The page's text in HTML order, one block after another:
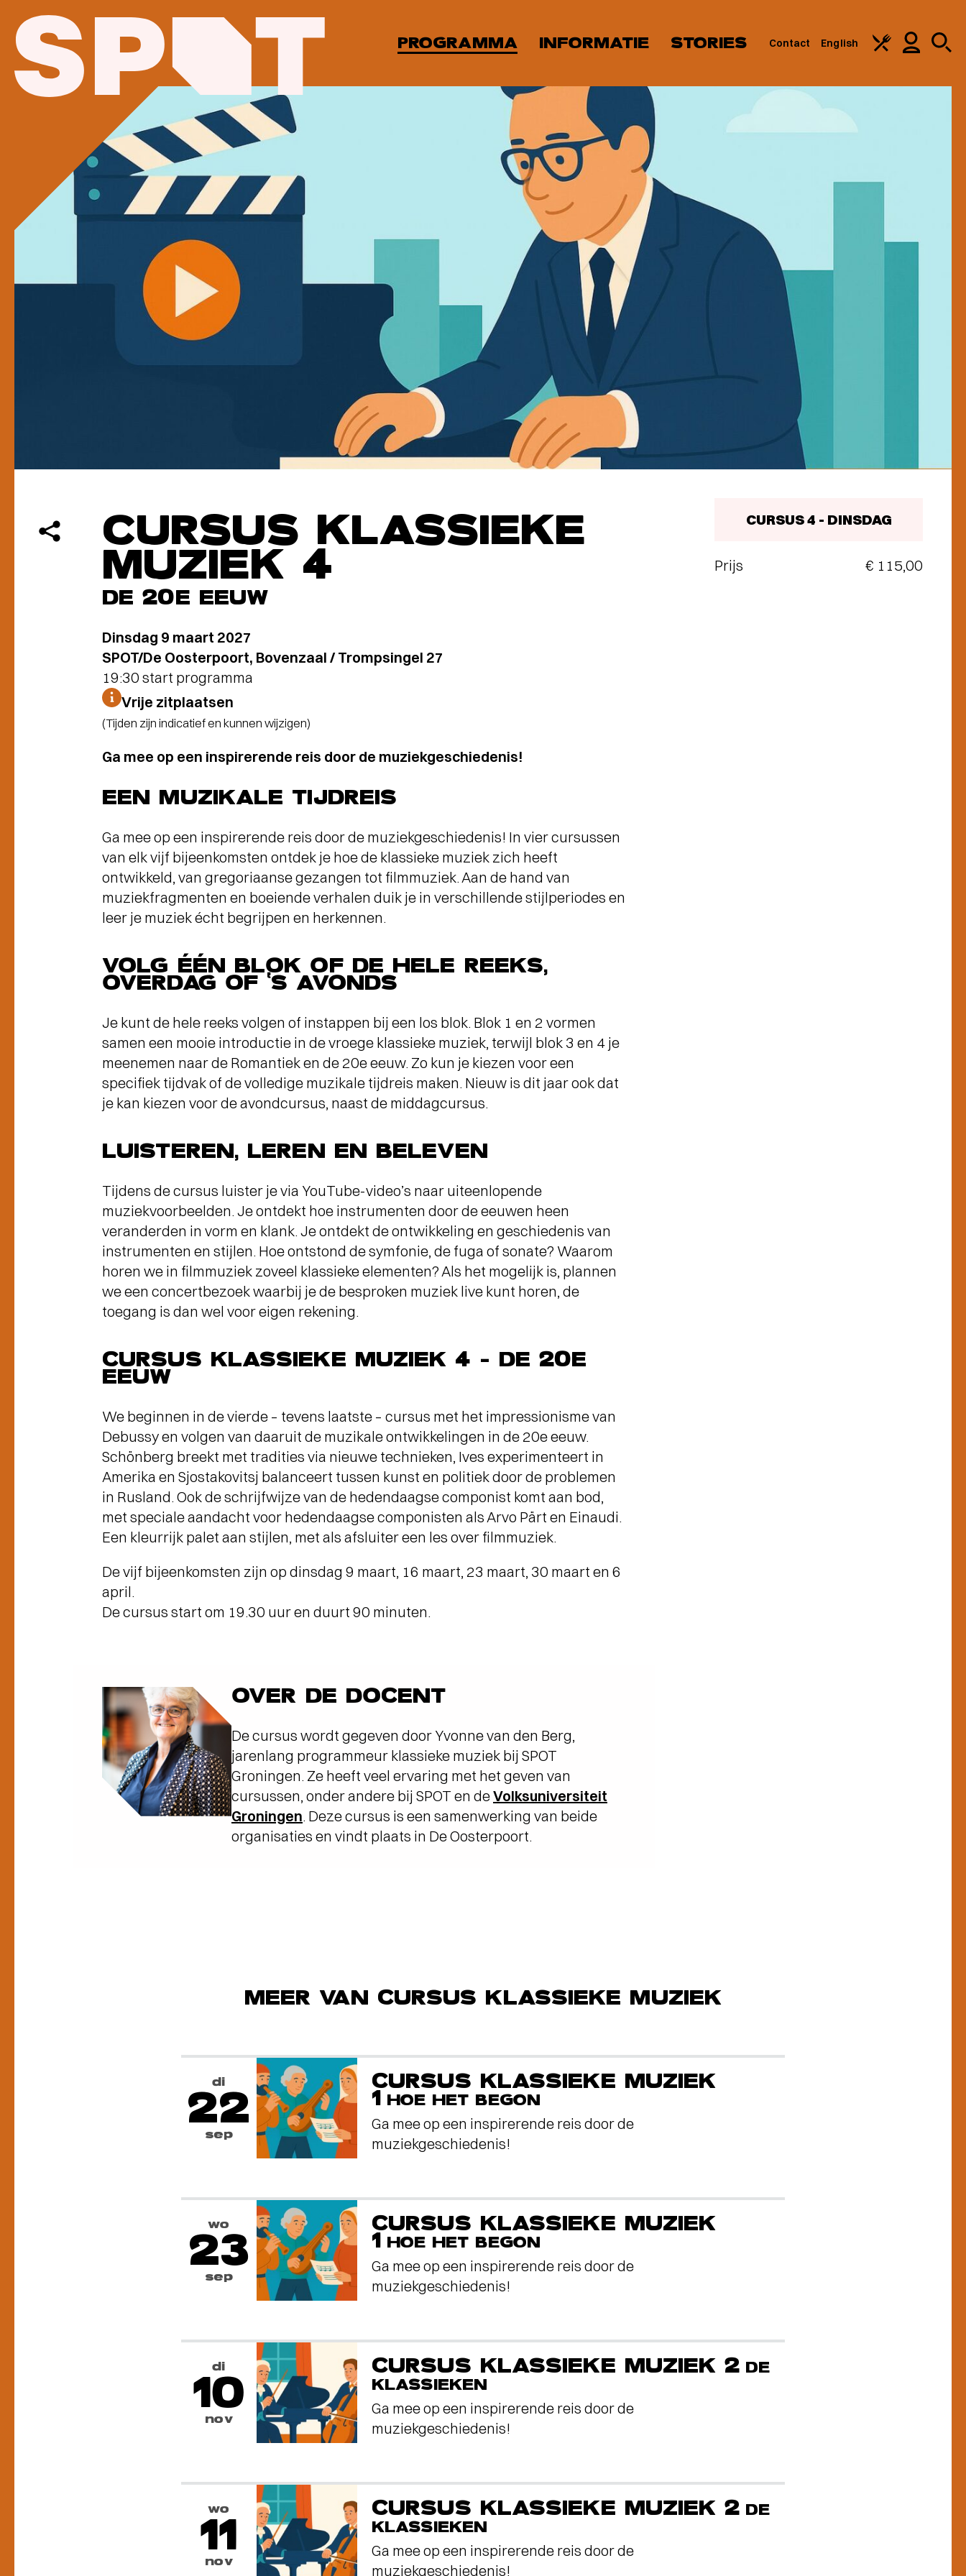
PROGRAMMA INFORMATIE STORIES Contact English
CURSUS KLASSIEKE
MUZIEK 4
DE 20E EEUW
Dinsdag 9 maart 2027
SPOT/De Oosterpoort, Bovenzaal / Trompsingel 27
19:30 start programma
Vrije zitplaatsen
(Tijden zijn indicatief en kunnen wijzigen)
Ga mee op een inspirerende reis door de muziekgeschiedenis!
EEN MUZIKALE TIJDREIS
Ga mee op een inspirerende reis door de muziekgeschiedenis! In vier cursussen
van elk vijf bijeenkomsten ontdek je hoe de klassieke muziek zich heeft
ontwikkeld, van gregoriaanse gezangen tot filmmuziek. Aan de hand van
muziekfragmenten en boeiende verhalen duik je in verschillende stijlperiodes en
leer je muziek écht begrijpen en herkennen.
VOLG ÉÉN BLOK OF DE HELE REEKS,
OVERDAG OF ‘S AVONDS
Je kunt de hele reeks volgen of instappen bij een los blok. Blok 1 en 2 vormen
samen een mooie introductie in de vroege klassieke muziek, terwijl blok 3 en 4 je
meenemen naar de Romantiek en de 20e eeuw. Zo kun je kiezen voor een
specifiek tijdvak of de volledige muzikale tijdreis maken. Nieuw is dit jaar ook dat
je kan kiezen voor de avondcursus, naast de middagcursus.
LUISTEREN, LEREN EN BELEVEN
Tijdens de cursus luister je via YouTube-video’s naar uiteenlopende
muziekvoorbeelden. Je ontdekt hoe instrumenten door de eeuwen heen
veranderden in vorm en klank. Je ontdekt de ontwikkeling en geschiedenis van
instrumenten en stijlen. Hoe ontstond de symfonie, de fuga of sonate? Waarom
horen we in filmmuziek zoveel klassieke elementen? Als het mogelijk is, plannen
we een concertbezoek waarbij je de besproken muziek live kunt horen, de
toegang is dan wel voor eigen rekening.
CURSUS KLASSIEKE MUZIEK 4 – DE 20E
EEUW
We beginnen in de vierde – tevens laatste – cursus met het impressionisme van
Debussy en volgen van daaruit de muzikale ontwikkelingen in de 20e eeuw.
Schönberg breekt met tradities via nieuwe technieken, Ives experimenteert in
Amerika en Sjostakovitsj balanceert tussen kunst en politiek door de problemen
in Rusland. Ook de schrijfwijze van de hedendaagse componist komt aan bod,
met speciale aandacht voor hedendaagse componisten als Arvo Pärt en Einaudi.
Een kleurrijk palet aan stijlen, met als afsluiter een les over filmmuziek.
De vijf bijeenkomsten zijn op dinsdag 9 maart, 16 maart, 23 maart, 30 maart en 6
april.
De cursus start om 19.30 uur en duurt 90 minuten.
OVER DE DOCENT
De cursus wordt gegeven door Yvonne van den Berg,
jarenlang programmeur klassieke muziek bij SPOT
Groningen. Ze heeft veel ervaring met het geven van
cursussen, onder andere bij SPOT en deVolksuniversiteit
Groningen. Deze cursus is een samenwerking van beide
organisaties en vindt plaats in De Oosterpoort.
CURSUS 4 - DINSDAG
Prijs € 115,00
MEER VAN CURSUS KLASSIEKE MUZIEK
di
22
sep
CURSUS KLASSIEKE MUZIEK
1 HOE HET BEGON
Ga mee op een inspirerende reis door de
muziekgeschiedenis!
wo
23
sep
CURSUS KLASSIEKE MUZIEK
1 HOE HET BEGON
Ga mee op een inspirerende reis door de
muziekgeschiedenis!
di
10
nov
CURSUS KLASSIEKE MUZIEK 2 DE
KLASSIEKEN
Ga mee op een inspirerende reis door de
muziekgeschiedenis!
wo
11
nov
CURSUS KLASSIEKE MUZIEK 2 DE
KLASSIEKEN
Ga mee op een inspirerende reis door de
muziekgeschiedenis!